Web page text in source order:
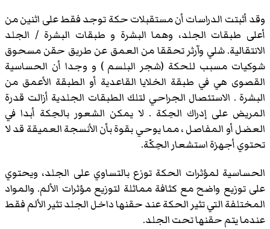
وقد أثبتت الدراسات أن مستقبلات حكة توجد فقط على اثنين من
أعلى طبقات الجلد، وهما البشرة و طبقات البشرة / الجلد
الانتقالية. شلي وآرثر تحققا من العمق عن طريق حقن مسحوق
شوكيات مسبب للحكة (شجر البلسم ) و وجدا أن الحساسية
القصوى هي في طبقة الخلايا القاعدية أو الطبقة الأعمق من
البشرة . الاستئصال الجراحي لتلك الطبقات الجلدية أزالت قدرة
المريض على إدراك الحِكة . لا يمكن الشعور بالحِكة أبدا في
العضل أو المفاصل ، مما يوحي بقوة بأن الأنسجة العميقة قد لا
تحتوي أجهزة استشعار الحِكّة.
الحساسية لمؤثرات الحكة توزع بالتساوي على الجلد، ويحتوي
على توزيع واضح مع كثافة مماثلة لتوزيع مؤثرات الألم. والمواد
المختلفة التي تثير الحكة عند حقنها داخل الجلد تثير الألم فقط
عندما يتم حقنها تحت الجلد.